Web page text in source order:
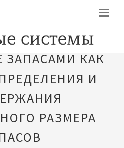
ЗАПАСАМИ КАК
И
РАЗМЕРА